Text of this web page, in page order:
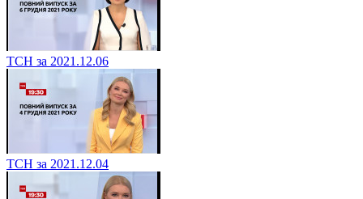
ТСН за 2021.12.06
ТСН за 2021.12.04